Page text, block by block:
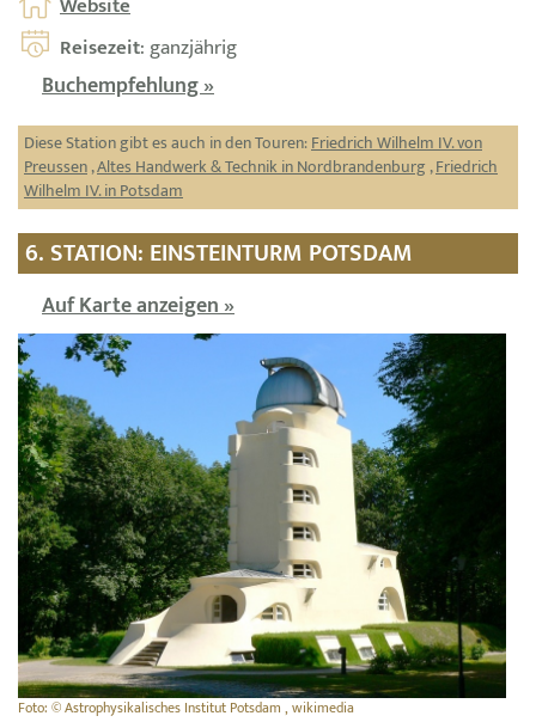
Reisezeit: ganzjährig
Buchempfehlung »
Diese Station gibt es auch in den Touren:Friedrich Wilhelm IV. von
Preussen,Altes Handwerk & Technik in Nordbrandenburg ,Friedrich
Wilhelm IV. in Potsdam
6. STATION: EINSTEINTURM POTSDAM
Auf Karte anzeigen »
Foto: © Astrophysikalisches Institut Potsdam , wikimedia